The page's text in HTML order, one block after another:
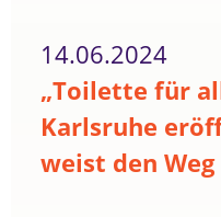
14.06.2024
„Toilette für
Karlsruhe
weist den Weg